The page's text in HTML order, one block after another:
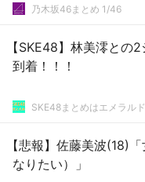
乃木坂46まとめ 1/46
【SKE48】林美澪との
到着！！！
SKE48まとめはエメラルド
【悲報】佐藤美波(18)
なりたい）」